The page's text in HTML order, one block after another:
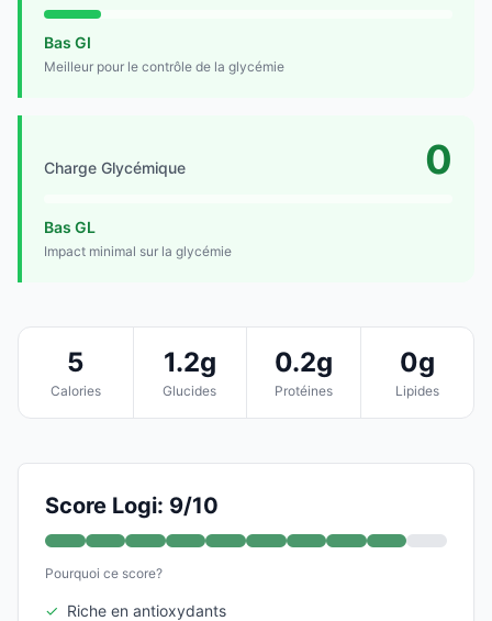
Bas GI
Meilleur pour le contrôle de la glycémie
Charge Glycémique 0
Bas GL
Impact minimal sur la glycémie
5
Calories
1.2g
Glucides
0.2g
Protéines
0g
Lipides
Score Logi: 9/10
Pourquoi ce score?
✓ Riche en antioxydants